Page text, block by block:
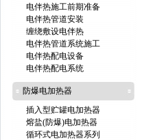
电伴热施工前期准备
电伴热管道安装
缠绕敷设电伴热
电伴热管道系统施工
电伴热配电设备
电伴热配电系统
防爆电加热器
插入型贮罐电加热器
熔盐(防爆)电加热器
循环式电加热器系列